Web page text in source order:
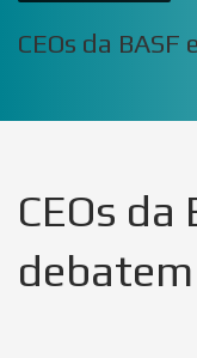
CEOs da
CEOs da